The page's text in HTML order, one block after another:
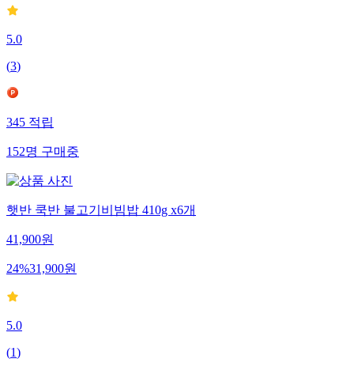
5.0
(3)
345적립
152명구매중
햇반 쿡반 불고기비빔밥 410g x6개
41,900원
24%31,900원
5.0
(1)